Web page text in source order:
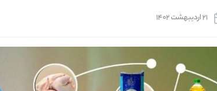
21 اردیبهشت 1402